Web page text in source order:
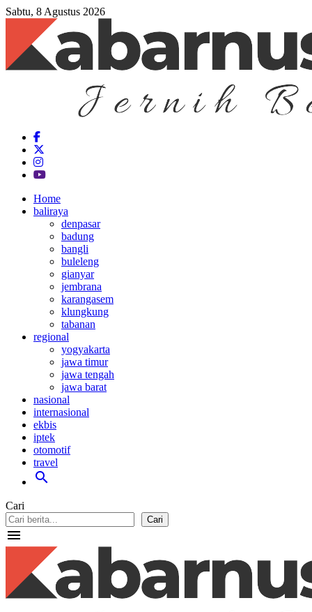
Sabtu, 8 Agustus 2026
Home
baliraya
denpasar
badung
bangli
buleleng
gianyar
jembrana
karangasem
klungkung
tabanan
regional
yogyakarta
jawa timur
jawa tengah
jawa barat
nasional
internasional
ekbis
iptek
otomotif
travel
search
Cari
Cari
menu